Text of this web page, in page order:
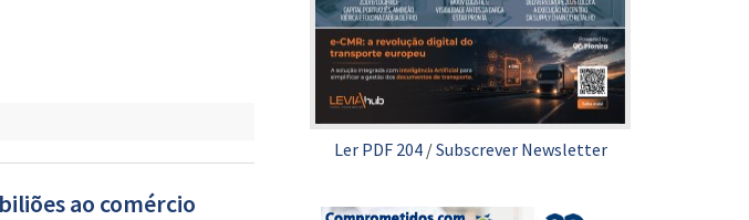
ao comércio
Ler PDF 204/Subscrever Newsletter